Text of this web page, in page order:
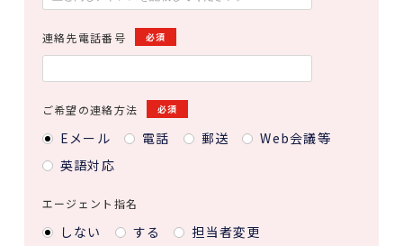
連絡先電話番号 必須
ご希望の連絡方法 必須
Eメール 電話 郵送
Web会議等
英語対応
エージェント指名
しない する 担当者変更